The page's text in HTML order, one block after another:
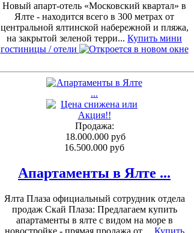
Новый апарт-отель «Московский квартал» в
Ялте - находится всего в 300 метрах от
центральной ялтинской набережной и пляжа,
на закрытой зеленой терри... Купить мини
гостиницы / отели
Продажа:
18.000.000 руб
16.500.000 руб
Апартаменты в Ялте ...
Ялта Плаза официальный сотрудник отдела
продаж Скай Плаза: Предлагаем купить
апартаменты в ялте с видом на море в